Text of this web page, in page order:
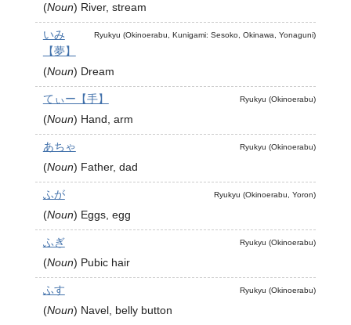
(Noun) River, stream
Ryukyu (Okinoerabu, Kunigami: Sesoko, Okinawa, Yonaguni)
いみ
【夢】
(Noun) Dream
Ryukyu (Okinoerabu)
てぃー【手】
(Noun) Hand, arm
Ryukyu (Okinoerabu)
あちゃ
(Noun) Father, dad
Ryukyu (Okinoerabu, Yoron)
ふが
(Noun) Eggs, egg
Ryukyu (Okinoerabu)
ふぎ
(Noun) Pubic hair
Ryukyu (Okinoerabu)
ふす
(Noun) Navel, belly button